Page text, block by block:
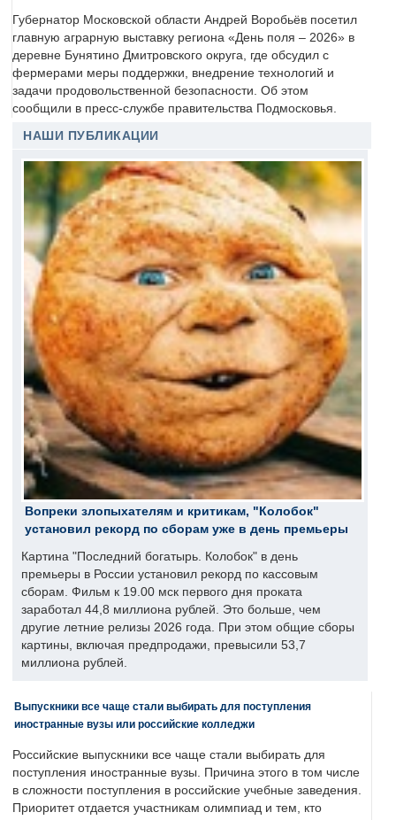
Губернатор Московской области Андрей Воробьёв посетил
главную аграрную выставку региона «День поля – 2026» в
деревне Бунятино Дмитровского округа, где обсудил с
фермерами меры поддержки, внедрение технологий и
задачи продовольственной безопасности. Об этом
сообщили в пресс-службе правительства Подмосковья.
НАШИ ПУБЛИКАЦИИ
Вопреки злопыхателям и критикам, "Колобок"
установил рекорд по сборам уже в день премьеры
Картина "Последний богатырь. Колобок" в день
премьеры в России установил рекорд по кассовым
сборам. Фильм к 19.00 мск первого дня проката
заработал 44,8 миллиона рублей. Это больше, чем
другие летние релизы 2026 года. При этом общие сборы
картины, включая предпродажи, превысили 53,7
миллиона рублей.
Выпускники все чаще стали выбирать для поступления
иностранные вузы или российские колледжи
Российские выпускники все чаще стали выбирать для
поступления иностранные вузы. Причина этого в том числе
в сложности поступления в российские учебные заведения.
Приоритет отдается участникам олимпиад и тем, кто